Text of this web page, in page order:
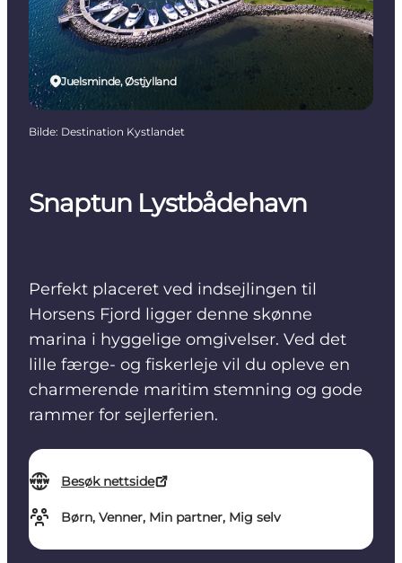
Planlegg reisen
Snaptun Lystbådehavn
Perfekt placeret ved indsejlingen til
Horsens Fjord ligger denne skønne
marina i hyggelige omgivelser. Ved det
lille færge- og fiskerleje vil du opleve en
charmerende maritim stemning og gode
rammer for sejlerferien.
Besøk nettside
Børn, Venner, Min partner, Mig selv
Juelsminde, Østjylland
Bilde: Destination Kystlandet